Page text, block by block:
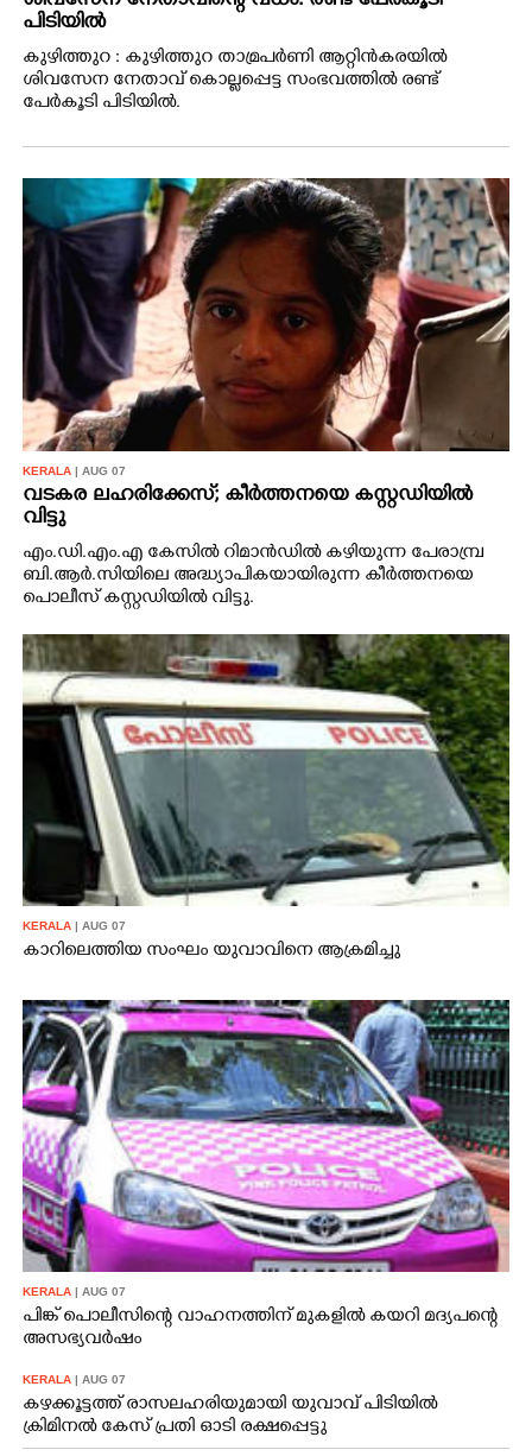
പിടിയിൽ
കുഴിത്തുറ : കുഴിത്തുറ താമ്രപർണി ആറ്റിൻകരയിൽ
ശിവസേന നേതാവ് കൊല്ലപ്പെട്ട സംഭവത്തിൽ രണ്ട്
പേർകൂടി പിടിയിൽ.
KERALA | AUG 07
വടകര ലഹരിക്കേസ്; കീർത്തനയെ കസ്റ്റഡിയിൽ
വിട്ടു
എം.ഡി.എം.എ കേസിൽ റിമാൻഡിൽ കഴിയുന്ന പേരാമ്പ്ര
ബി.ആർ.സിയിലെ അദ്ധ്യാപികയായിരുന്ന കീർത്തനയെ
പൊലീസ് കസ്റ്റഡിയിൽ വിട്ടു.
KERALA | AUG 07
കാറിലെത്തിയ സംഘം യുവാവിനെ ആക്രമിച്ചു
KERALA | AUG 07
പിങ്ക് പൊലീസിന്റെ വാഹനത്തിന് മുകളിൽ കയറി മദ്യപന്റെ
അസഭ്യവ‌ർഷം
KERALA | AUG 07
കഴക്കൂട്ടത്ത് രാസലഹരിയുമായി യുവാവ് പിടിയിൽ
ക്രിമിനൽ കേസ് പ്രതി ഓടി രക്ഷപ്പെട്ടു